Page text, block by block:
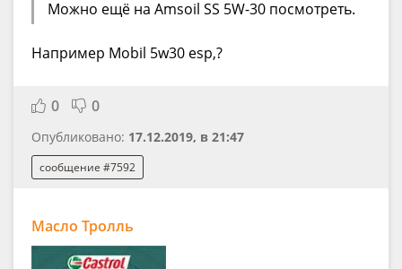
Можно ещё на Amsoil SS 5W-30 посмотреть.
Например Mobil 5w30 esp,?
0 0
Опубликовано: 17.12.2019, в 21:47
сообщение #7592
Масло Тролль